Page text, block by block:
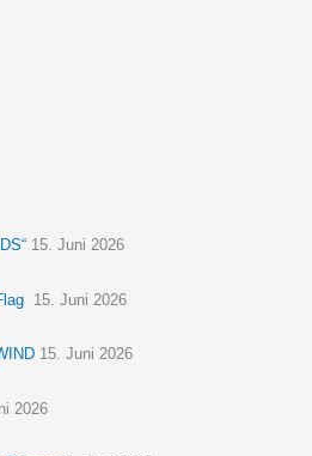
15. Juni 2026
15. Juni 2026
15. Juni 2026
2026